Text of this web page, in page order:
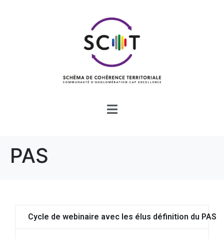
PAS
Cycle de webinaire avec les élus définition du PAS